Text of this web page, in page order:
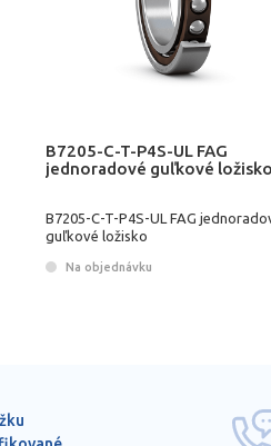
B7205-C-T-P4S-UL FAG
jednoradové guľkové ložisko
B7205-C-T-P4S-UL FAG
guľkové ložisko
Na objednávku